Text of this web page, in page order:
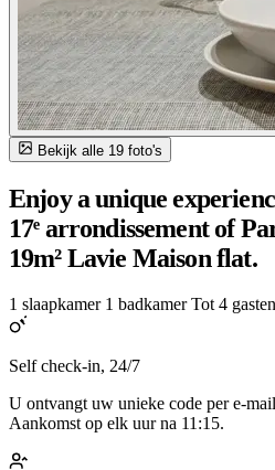
Bekijk alle 19 foto's
Enjoy a unique
17ᵉ arrondissement of
19m² Lavie Maison flat.
1 slaapkamer 1 badkamer Tot 4 gasten
Self check-in, 24/7
U ontvangt uw unieke code per e-
Aankomst op elk uur na 11:15.